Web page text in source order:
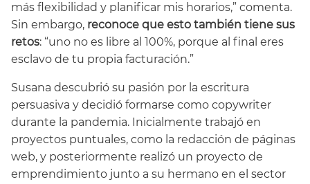
más flexibilidad y planificar mis horarios,” comenta.
Sin embargo, reconoce que esto también tiene sus
retos: “uno no es libre al 100%, porque al final eres
esclavo de tu propia facturación.”
Susana descubrió su pasión por la escritura
persuasiva y decidió formarse como copywriter
durante la pandemia. Inicialmente trabajó en
proyectos puntuales, como la redacción de páginas
web, y posteriormente realizó un proyecto de
emprendimiento junto a su hermano en el sector